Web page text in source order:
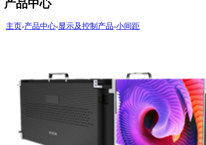
产品中心
主页-产品中心-显示及控制产品-小间距